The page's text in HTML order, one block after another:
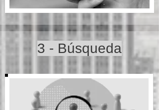
3 - Búsqueda